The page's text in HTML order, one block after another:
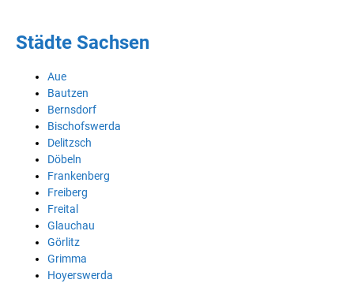
Städte Sachsen
Aue
Bautzen
Bernsdorf
Bischofswerda
Delitzsch
Döbeln
Frankenberg
Freiberg
Freital
Glauchau
Görlitz
Grimma
Hoyerswerda